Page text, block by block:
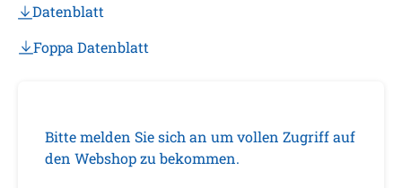
Datenblatt
Foppa Datenblatt
Bitte melden Sie sich an um vollen Zugriff auf
den Webshop zu bekommen.